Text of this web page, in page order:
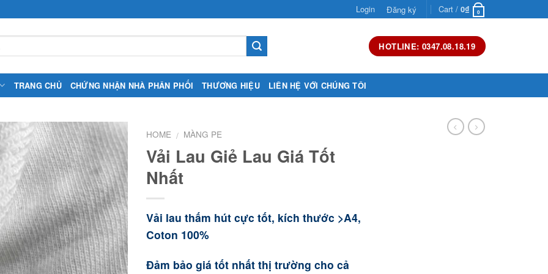
Login Đăng ký Cart / 0₫ 0
HOTLINE: 0347.08.18.19
TRANG CHỦ CHỨNG NHẬN NHÀ PHÂN PHỐI THƯƠNG HIỆU LIÊN HỆ VỚI CHÚNG TÔI
HOME / MÀNG PE
Vải Lau Giẻ Lau Giá Tốt
Nhất
Vải lau thấm hút cực tốt, kích thước >A4,
Coton 100%
Đảm bảo giá tốt nhất thị trường cho cả